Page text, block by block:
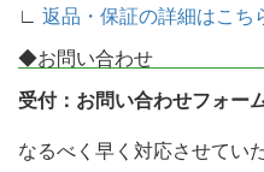
∟ 返品・保証の詳細はこち
◆お問い合わせ
受付：お問い合わせフォー
なるべく早く対応させてい